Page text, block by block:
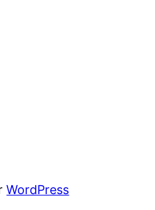
WordPress